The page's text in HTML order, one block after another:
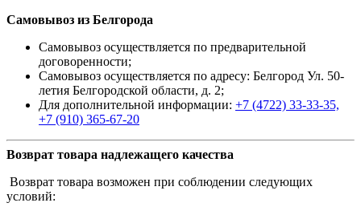
Самовывоз из Белгорода
Самовывоз осуществляется по предварительной
договоренности;
Самовывоз осуществляется по адресу: Белгород Ул. 50-
летия Белгородской области, д. 2;
Для дополнительной информации: +7 (4722) 33-33-35,
+7 (910) 365-67-20
Возврат товара надлежащего качества
Возврат товара возможен при соблюдении следующих
условий: